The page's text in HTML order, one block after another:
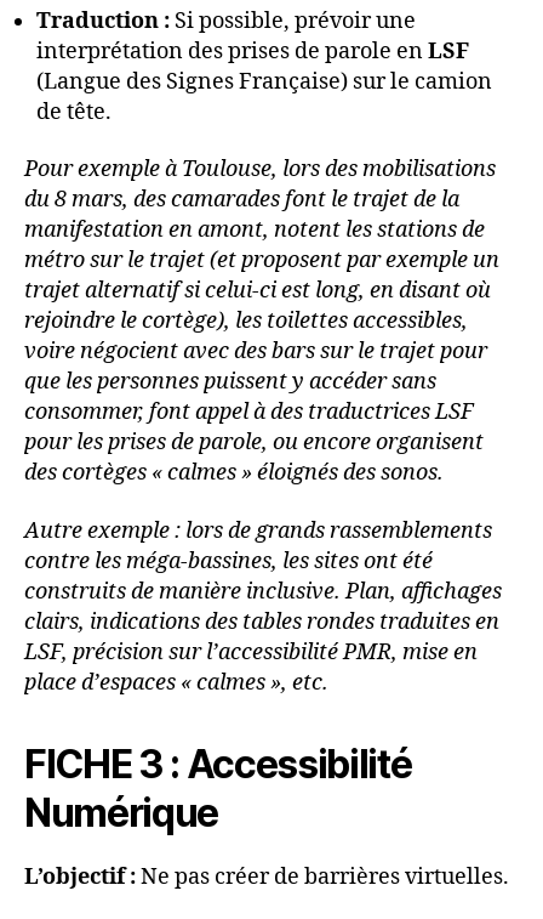
Traduction : Si possible, prévoir une
interprétation des prises de parole enLSF
(Langue des Signes Française) sur le camion
de tête.
Pour exemple à Toulouse, lors des mobilisations
du 8 mars, des camarades font le trajet de la
manifestation en amont, notent les stations de
métro sur le trajet (et proposent par exemple un
trajet alternatif si celui-ci est long, en disant où
rejoindre le cortège), les toilettes accessibles,
voire négocient avec des bars sur le trajet pour
que les personnes puissent y accéder sans
consommer, font appel à des traductrices LSF
pour les prises de parole, ou encore organisent
des cortèges « calmes » éloignés des sonos.
Autre exemple : lors de grands rassemblements
contre les méga-bassines, les sites ont été
construits de manière inclusive. Plan, affichages
clairs, indications des tables rondes traduites en
LSF, précision sur l’accessibilité PMR, mise en
place d’espaces « calmes », etc.
FICHE 3 : Accessibilité
Numérique
L’objectif :Ne pas créer de barrières virtuelles.